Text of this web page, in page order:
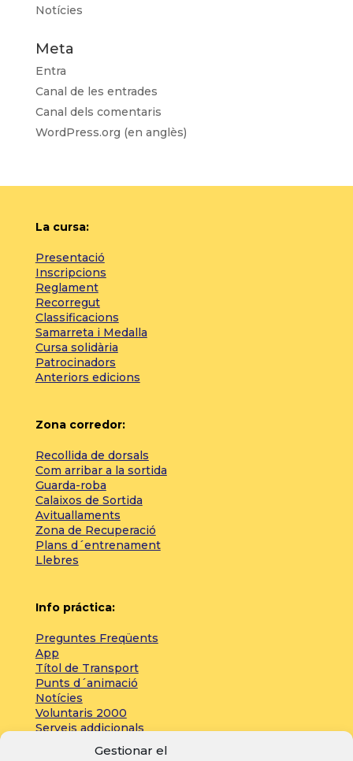
Gestionar el
Notícies
Meta
Entra
Canal de les entrades
Canal dels comentaris
WordPress.org (en anglès)
La cursa:
Presentació
Inscripcions
Reglament
Recorregut
Classificacions
Samarreta i Medalla
Cursa solidària
Patrocinadors
Anteriors edicions
Zona corredor:
Recollida de dorsals
Com arribar a la sortida
Guarda-roba
Calaixos de Sortida
Avituallaments
Zona de Recuperació
Plans d´entrenament
Llebres
Info práctica:
Preguntes Freqüents
App
Títol de Transport
Punts d´animació
Notícies
Voluntaris 2000
Serveis addicionals